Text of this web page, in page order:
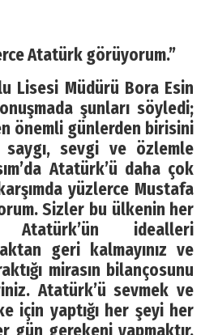
Atatürk görüyorum.”
Lisesi Müdürü Bora Esin
şunları söyledi;
önemli günlerden birisini
saygı, sevgi ve özlemle
Atatürk’ü daha çok
yüzlerce Mustafa
Sizler bu ülkenin her
Atatürk’ün idealleri
geri kalmayınız ve
mirasın bilançosunu
Atatürk’ü sevmek ve
için yaptığı her şeyi her